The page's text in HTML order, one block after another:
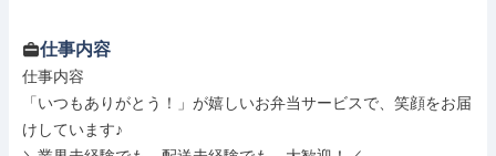
仕事内容
仕事内容
「いつもありがとう！」が嬉しいお弁当サービスで、笑顔をお届
けしています♪